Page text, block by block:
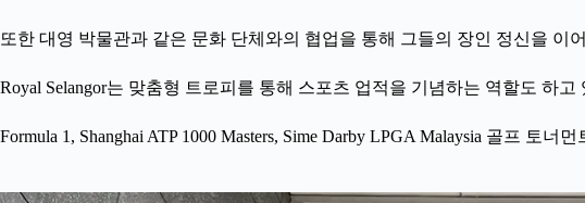
또한 대영 박물관과 같은 문화 단체와의 협업을 통해 그들의 장인 정신을 이
Royal Selangor는 맞춤형 트로피를 통해 스포츠 업적을 기념하는 역할도 하고
Formula 1, Shanghai ATP 1000 Masters, Sime Darby LPGA Malaysia 골프 토